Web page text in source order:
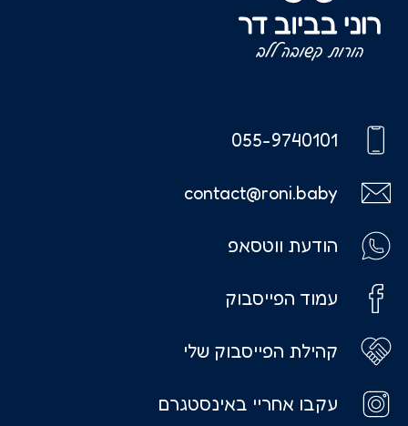
055-9740101
contact@roni.baby
הודעת ווטסאפ
עמוד הפייסבוק
קהילת הפייסבוק שלי
עקבו אחריי באינסטגרם